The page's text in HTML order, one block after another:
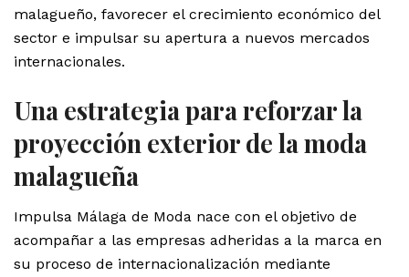
malagueño, favorecer el crecimiento económico del
sector e impulsar su apertura a nuevos mercados
internacionales.
Una estrategia para reforzar la
proyección exterior de la moda
malagueña
Impulsa Málaga de Moda nace con el objetivo de
acompañar a las empresas adheridas a la marca en
su proceso de internacionalización mediante